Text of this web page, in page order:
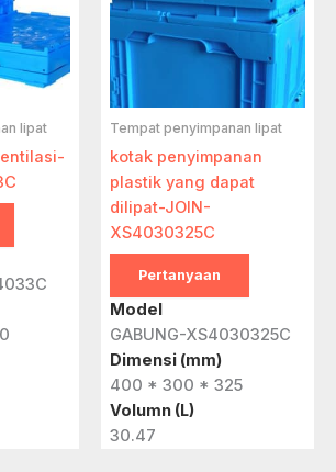
lipat Tempat penyimpanan lipat
kotak penyimpanan
plastik yang dapat
dilipat-JOIN-
XS4030325C
Pertanyaan
Model
GABUNG-XS4030325C
Dimensi (mm)
400 * 300 * 325
Volumn (L)
30.47